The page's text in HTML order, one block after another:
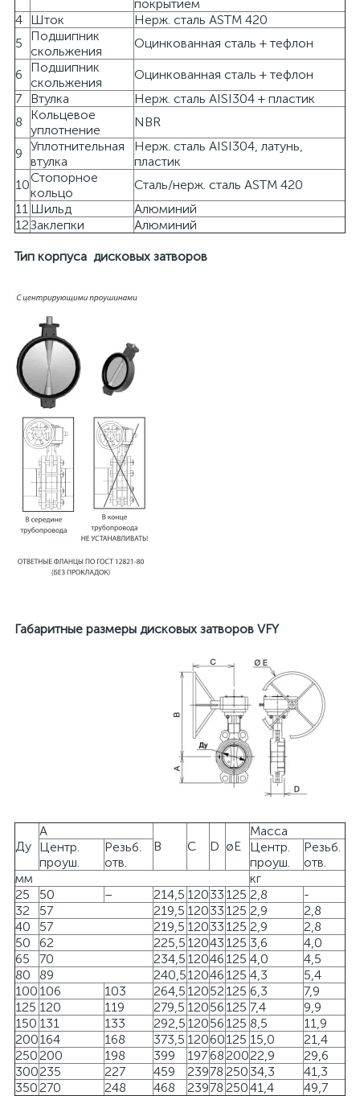
покрытием
4 Шток
Нерж. сталь ASTM 420
5
Подшипник
скольжения
Оцинкованная сталь + тефлон
6
Подшипник
скольжения
Оцинкованная сталь + тефлон
7
Втулка
Нерж. сталь AISI304 + пластик
8
Кольцевое
уплотнение
NBR
9 Уплотнительная
втулка
Нерж. сталь AISI304, латунь,
пластик
10Стопорное
кольцо
Сталь/нерж. сталь ASTM 420
11 Шильд
Алюминий
12Заклепки Алюминий
Тип корпуса дисковых затворов
Габаритные размеры дисковых затворов VFY
Ду
A
B
C D øE
Масса
Центр.
проуш.
Резьб.
отв.
Центр.
проуш.
Резьб.
отв.
мм
кг
25
50 – 214,5 12033 125 2,8
-
32
57 219,5 12033 125 2,9
2,8
40
57 219,5 12033 125 2,9
2,8
50
62 225,5 12043 125 3,6
4,0
65
70 234,5 12046 125 4,0
4,5
80
89 240,512046 125 4,3
5,4
100 106 103 264,5 12052125 6,3
7,9
125 120 119 279,5 12056 125 7,4
9,9
150 131 133 292,5 12056 125 8,5
11,9
200164 168 373,5 12060125 15,0
21,4
250200 198 399 1976820022,9
29,6
300235 227 459 23978 250 34,3
41,3
350270 248 468 23978 25041,4 49,7